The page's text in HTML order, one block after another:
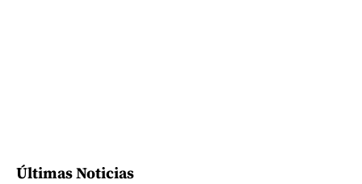
Últimas Noticias